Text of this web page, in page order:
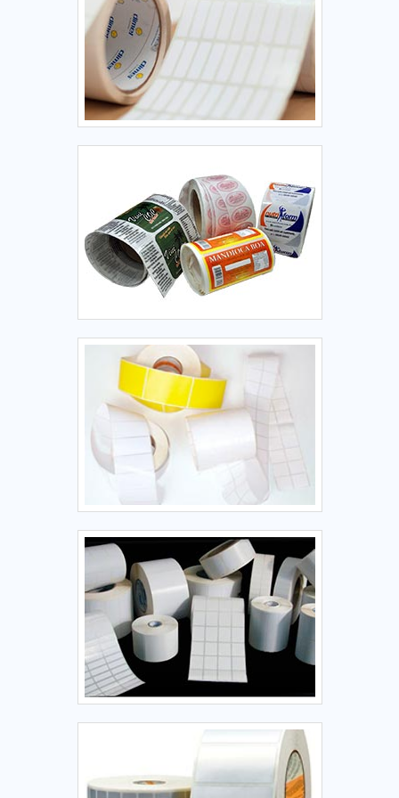
impressão da balança aquece pontos específicos na
etiqueta sensível ao calor, escurecendo o papel e formando
texto, números ou gráficos, como códigos de barras.
Vantagens da impressão térmica direta: Não necessita de
consumíveis extras, como tinta ou ribbon, o que reduz
custos operacionais. Processo rápido e eficiente, ideal para
ambientes de alto volume, como supermercados.
Desvantagens: A impressão pode desbotar com o tempo,
para itens que precisam ser etiquetados e armazenados
por longos períodos. 3. Características das Etiquetas
Térmicas de Balança Material Papel Térmico: Possui uma
camada especial sensível ao calor. Pode ter diferentes
qualidades de impressão e níveis de sensibilidade térmica,
dependendo do fornecedor. Adesivo Adesivo removível:
Permite a remoção da etiqueta sem deixar resíduos (ex.:
permanecer etiquetados por períodos mais longos. É
possível utilizar adesivos específicos para condições
extremas, como etiquetas para produtos refrigerados ou
congelados. Formato e Tamanho Geralmente fornecidas em
bobinas (rolos) para facilitar o uso em balanças comerciais.
Disponíveis em diversos tamanhos, como: 40 x 40 mm 60 x
40 mm 80 x 40 mm Outros tamanhos customizados,
dependendo da balança e da quantidade de informações
necessárias na etiqueta. Pré-impressão (opcional) Podem
loja. Nome do estabelecimento. Campos de preenchimento,
como "Peso Líquido", "Preço/Kg", "Validade", etc. 4.
Principais Aplicações Setores de uso Supermercados e
padarias Identificação de produtos frescos, como frutas,
carnes, pães e outros itens vendidos por peso. Impressão
de dados essenciais para o consumidor. Açougues e
Peixarias Rotulagem de cortes de carne, frangos e peixes
embalados. Auxilia no controle de validade e
rastreabilidade de produtos perecíveis. Hortifrútis
Identificação e precificação de itens por peso, como frutas,
legumes e verduras. Indústria Alimentícia Rotulagem de
alimentos processados para venda no varejo, como queijos,
embutidos e frios. Controle por lote e validade. Logística e
Transportes Medição de peso e etiquetagem de